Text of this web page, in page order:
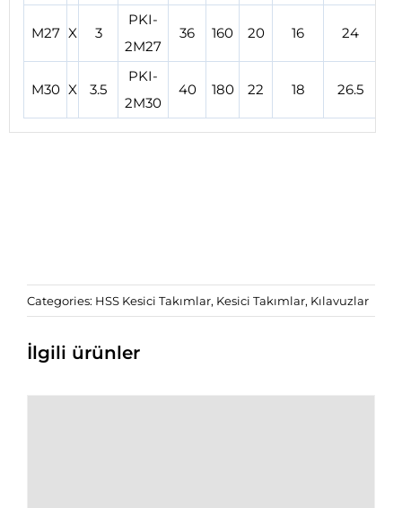
M27 X 3
PKI-
2M27
36 160 20 16 24
M30 X 3.5
PKI-
2M30
40 180 22 18 26.5
Categories: HSS Kesici Takımlar, Kesici Takımlar, Kılavuzlar
İlgili ürünler